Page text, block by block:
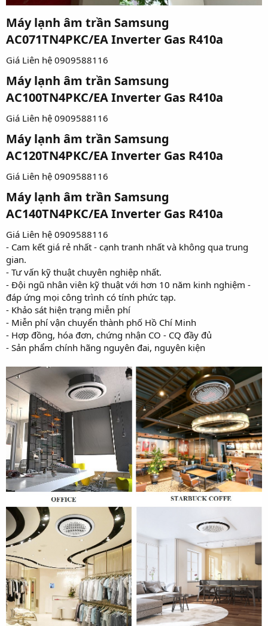
Máy lạnh âm trần Samsung
AC071TN4PKC/EA Inverter Gas R410a​
Giá Liên hệ 0909588116
Máy lạnh âm trần Samsung
AC100TN4PKC/EA Inverter Gas R410a​
Giá Liên hệ 0909588116
Máy lạnh âm trần Samsung
AC120TN4PKC/EA Inverter Gas R410a​
Giá Liên hệ 0909588116
Máy lạnh âm trần Samsung
AC140TN4PKC/EA Inverter Gas R410a​
Giá Liên hệ 0909588116
- Cam kết giá rẻ nhất - cạnh tranh nhất và không qua trung
gian.
- Tư vấn kỹ thuật chuyên nghiệp nhất.
- Đội ngũ nhân viên kỹ thuật với hơn 10 năm kinh nghiệm -
đáp ứng mọi công trình có tính phức tạp.
- Khảo sát hiện trạng miễn phí
- Miễn phí vận chuyển thành phố Hồ Chí Minh
- Hợp đồng, hóa đơn, chứng nhận CO - CQ đầy đủ
- Sản phẩm chính hãng nguyên đai, nguyên kiện